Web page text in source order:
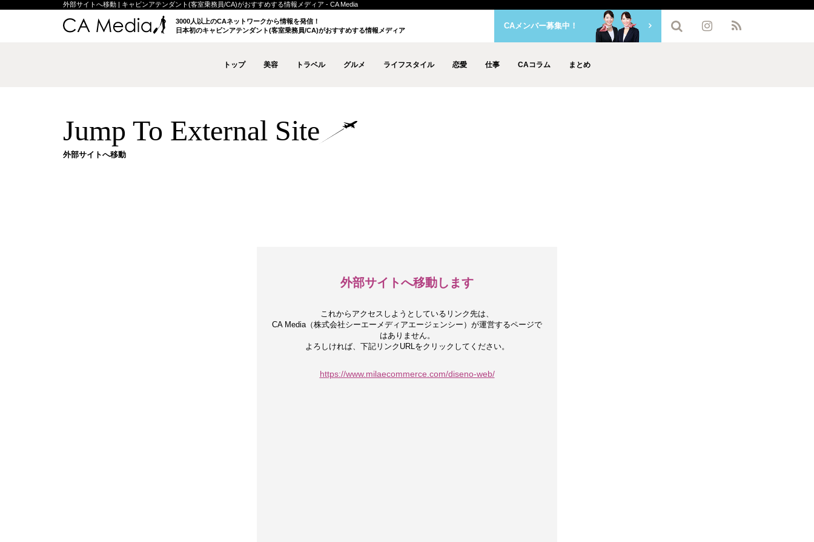
外部サイトへ移動 | キャビンアテンダント(客室乗務員/CA)がおすすめする情報メディア - CA Media
3000人以上のCAネットワークから情報を発信！
日本初のキャビンアテンダント(客室乗務員/CA)がおすすめする情報メディア
トップ 美容 トラベル グルメ ライフスタイル 恋愛 仕事 CAコラム まとめ
CAメンバー募集中！
Jump To External Site
外部サイトへ移動
外部サイトへ移動します
これからアクセスしようとしているリンク先は、
CA Media（株式会社シーエーメディアエージェンシー）が運営するページで
はありません。
よろしければ、下記リンクURLをクリックしてください。
https://www.milaecommerce.com/diseno-web/